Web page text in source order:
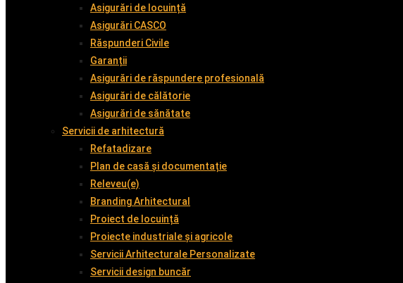
Asigurări de locuință
Asigurări CASCO
Răspunderi Civile
Garanții
Asigurări de răspundere profesională
Asigurări de călătorie
Asigurări de sănătate
Servicii de arhitectură
Refatadizare
Plan de casă și documentație
Releveu(e)
Branding Arhitectural
Proiect de locuință
Proiecte industriale și agricole
Servicii Arhitecturale Personalizate
Servicii design buncăr